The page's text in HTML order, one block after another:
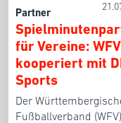
Partner
für Vereine: WFV
kooperiert mit
Sports
Der
Fußballverband (WFV)